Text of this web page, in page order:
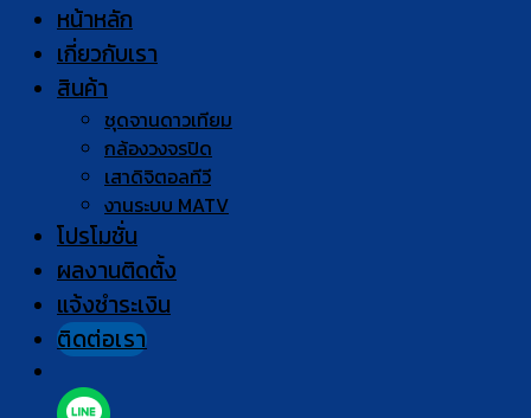
หน้าหลัก
เกี่ยวกับเรา
สินค้า
ชุดจานดาวเทียม
กล้องวงจรปิด
เสาดิจิตอลทีวี
งานระบบ MATV
โปรโมชั่น
ผลงานติดตั้ง
แจ้งชำระเงิน
ติดต่อเรา